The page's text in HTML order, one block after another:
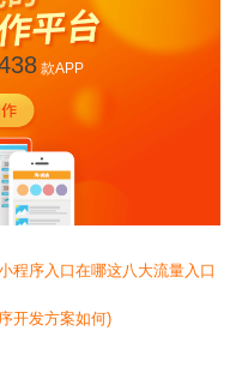
款APP
程序入口在哪这八大流量入口
开发方案如何)